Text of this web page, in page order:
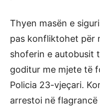
Thyen masën e
pas konfliktohet për
shoferin e autobusit
goditur me mjete të
Policia 23-vjeçari.
arrestoi në